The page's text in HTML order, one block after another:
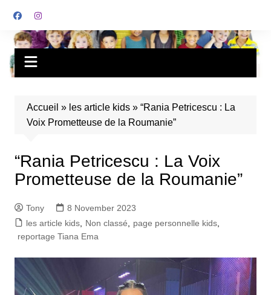
Accueil » les article kids» “Rania Petricescu : La
Voix Prometteuse de la Roumanie”
“Rania Petricescu : La Voix
Prometteuse de la Roumanie”
Tony
8 November 2023
les article kids, Non classé page personnelle kids,
reportage Tiana Ema